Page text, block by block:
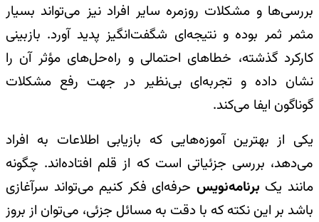
بررسی‌ها و مشکلات روزمره سایر افراد نیز می‌تواند بسیار
مثمر ثمر بوده و نتیجه‌ای شگفت‌انگیز پدید آورد. بازبینی
کارکرد گذشته، خطاهای احتمالی و راه‌حل‌های مؤثر آن را
نشان داده و تجربه‌ای بی‌نظیر در جهت رفع مشکلات
گوناگون ایفا می‌کند.
یکی از بهترین آموزه‌هایی که بازیابی اطلاعات به افراد
می‌دهد، بررسی جزئیاتی است که از قلم افتاده‌اند. چگونه
مانند یک برنامه‌نویس حرفه‌ای فکر کنیم می‌تواند سرآغازی
باشد بر این نکته که با دقت به مسائل جزئی، می‌توان از بروز